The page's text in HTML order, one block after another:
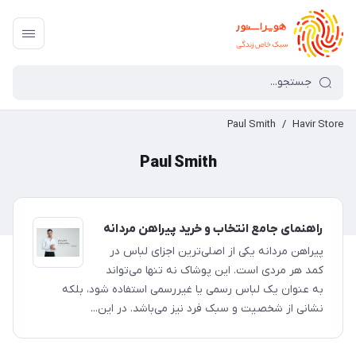
Havir Store
/
Paul Smith
Paul Smith
راهنمای جامع انتخاب و خرید پیراهن مردانه
پیراهن مردانه یکی از اصلی‌ترین اجزای لباس در
کمد هر مردی است. این پوشاک نه تنها می‌تواند
به عنوان یک لباس رسمی یا غیررسمی استفاده شود، بلکه
نشانی از شخصیت و سبک فرد نیز می‌باشد. در این...